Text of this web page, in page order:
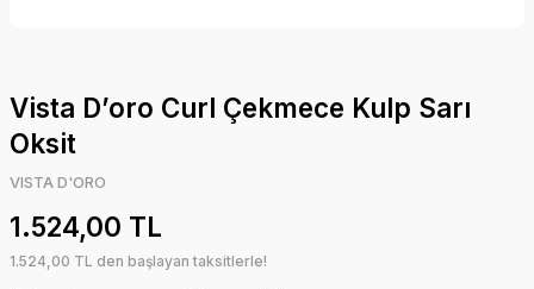
Vista D’oro Curl Çekmece Kulp Sarı
Oksit
VISTA D'ORO
1.524,00 TL
1.524,00 TL den başlayan taksitlerle!